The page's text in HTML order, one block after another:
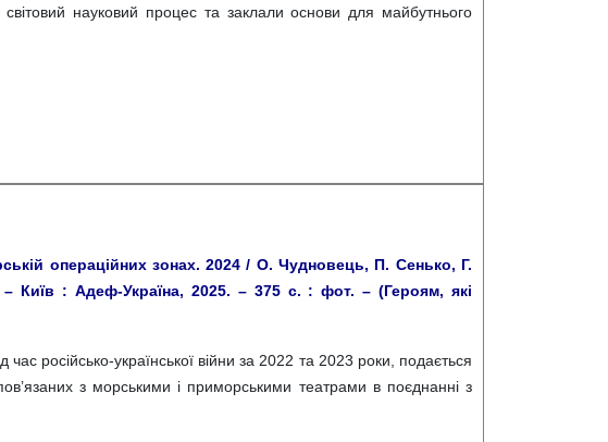
світовий науковий процес та заклали основи для майбутнього
операційних зонах. 2024 / О. Чудновець, П. Сенько, Г.
– Київ : Адеф-Україна, 2025. – 375 с. : фот. – (Героям, які
російсько-української війни за 2022 та 2023 роки, подається
з морськими і приморськими театрами в поєднанні з